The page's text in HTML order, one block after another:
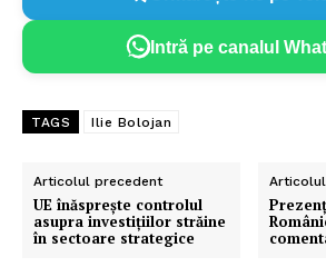
Intră pe canalul
TAGS Ilie Bolojan
Articolul precedent
UE înăsprește controlul
asupra investițiilor străine
în sectoare strategice